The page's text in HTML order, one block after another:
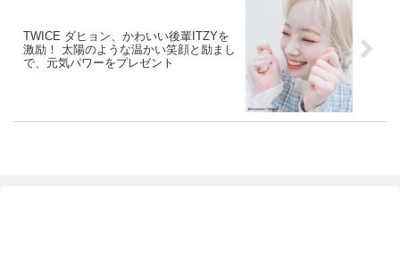
TWICE ダヒョン、かわいい後輩ITZYを
激励！ 太陽のような温かい笑顔と励まし
で、元気パワーをプレゼント